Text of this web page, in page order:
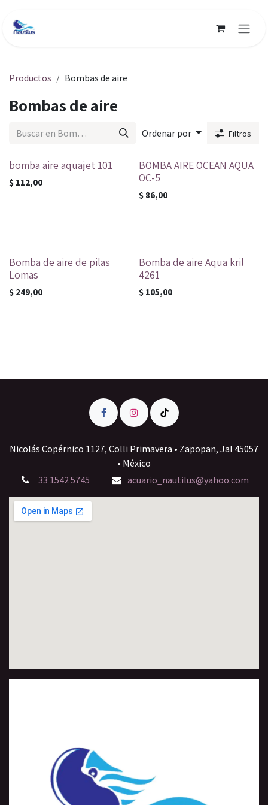
Productos Bombas de aire
Bombas de aire
Ordenar por Filtros
bomba aire aquajet 101
$ 112,00
BOMBA AIRE OCEAN AQUA
OC-5
$ 86,00
Bomba de aire de pilas
Lomas
$ 249,00
Bomba de aire Aqua kril
4261
$ 105,00
Nicolás Copérnico 1127, Colli Primavera • Zapopan, Jal 45057
• México
33 1542 5745
acuario_nautilus@yahoo.com